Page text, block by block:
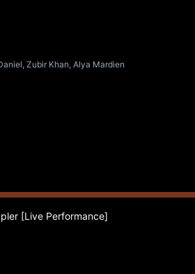
Zubir Khan, Alya Mardien
[Live Performance]